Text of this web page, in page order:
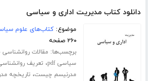
دانلود کتاب مدیریت اداری و سیاسی
موضوع:کتاب‌های علوم
۲۶۰ صفحه
برچسب‌ها: مقالات
سیاسی pdf
، تعریف
مدرنیسم چیست، تاریخچه